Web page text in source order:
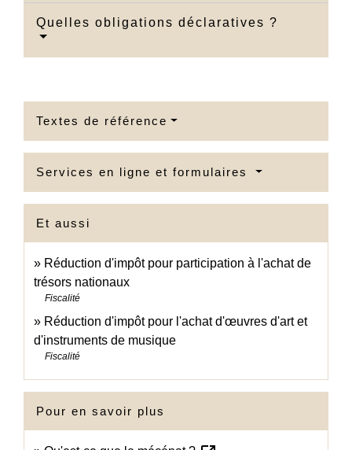
Quelles obligations déclaratives ?
Textes de référence
Services en ligne et formulaires
Et aussi
Réduction d'impôt pour participation à l'achat de
trésors nationaux
Fiscalité
Réduction d'impôt pour l'achat d'œuvres d'art et
d'instruments de musique
Fiscalité
Pour en savoir plus